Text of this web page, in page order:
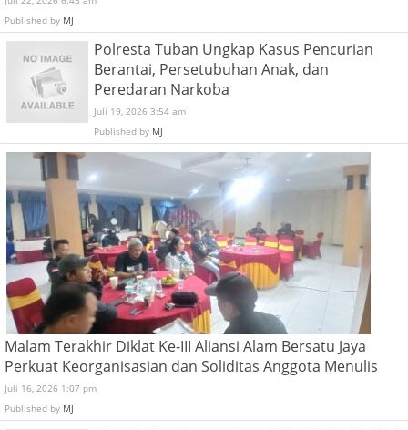
Published by MJ
Polresta Tuban Ungkap Kasus Pencurian
Berantai, Persetubuhan Anak, dan
Peredaran Narkoba
Juli 19, 2026 3:54 am
Published by MJ
Malam Terakhir Diklat Ke-III Aliansi Alam Bersatu Jaya
Perkuat Keorganisasian dan Soliditas Anggota Menulis
Juli 16, 2026 1:07 pm
Published by MJ